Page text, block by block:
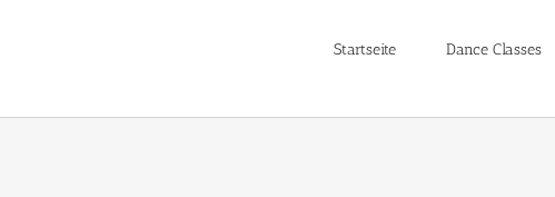
Startseite Dance Classes